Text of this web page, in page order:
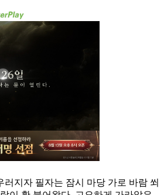
러지자 필자는 잠시 마당 가로 바람 쐬